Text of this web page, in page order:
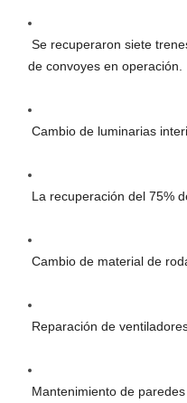
Se recuperaron siete
de convoyes en operación.
Cambio de luminarias
La recuperación del 75%
Cambio de material de
Reparación de
Mantenimiento de